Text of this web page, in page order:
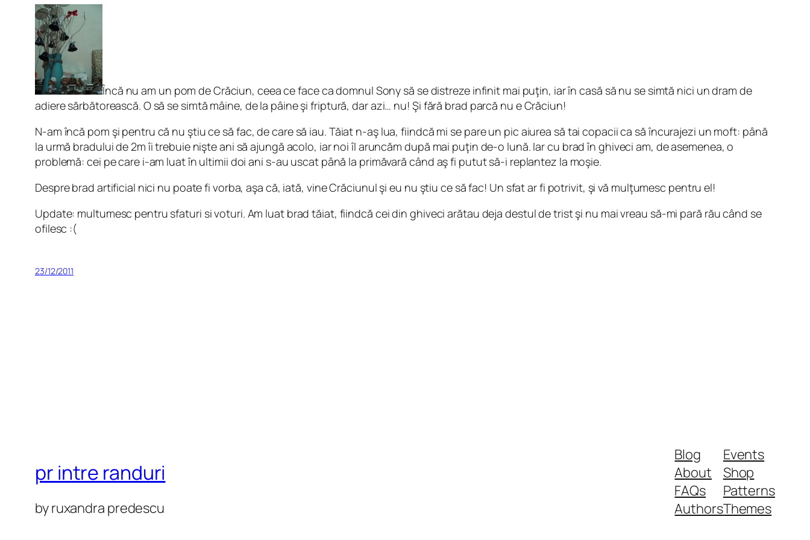
Încă nu am un pom de Crăciun, ceea ce face ca domnul Sony să se distreze infinit mai puţin, iar în casă să nu se simtă nici un dram de
adiere sărbătorească. O să se simtă mâine, de la pâine şi friptură, dar azi… nu! Şi fără brad parcă nu e Crăciun!
N-am încă pom şi pentru că nu ştiu ce să fac, de care să iau. Tăiat n-aş lua, fiindcă mi se pare un pic aiurea să tai copacii ca să încurajezi un moft: până
la urmă bradului de 2m îi trebuie nişte ani să ajungă acolo, iar noi îl aruncăm după mai puţin de-o lună. Iar cu brad în ghiveci am, de asemenea, o
problemă: cei pe care i-am luat în ultimii doi ani s-au uscat până la primăvară când aş fi putut să-i replantez la moşie.
Despre brad artificial nici nu poate fi vorba, aşa că, iată, vine Crăciunul şi eu nu ştiu ce să fac! Un sfat ar fi potrivit, şi vă mulţumesc pentru el!
Update: multumesc pentru sfaturi si voturi. Am luat brad tăiat, fiindcă cei din ghiveci arătau deja destul de trist şi nu mai vreau să-mi pară rău când se
ofilesc :(
23/12/2011
pr intre randuri
by ruxandra predescu
Blog
About
FAQs
Authors
Events
Shop
Patterns
Themes